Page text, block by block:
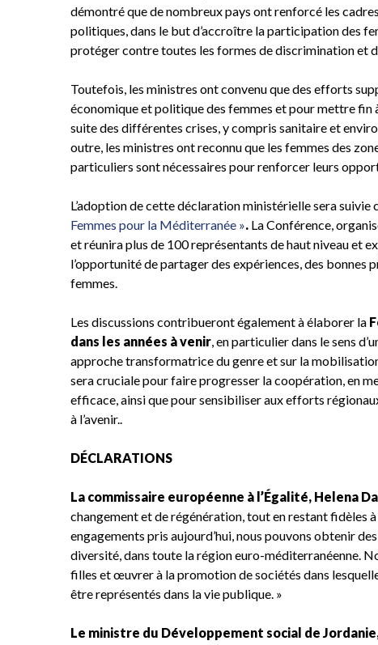
démontré que de nombreux pays ont renforcé les
politiques, dans le but d’accroître la participation des
protéger contre toutes les formes de discrimination et
Toutefois, les ministres ont convenu que des efforts
économique et politique des femmes et pour mettre fin
suite des différentes crises, y compris sanitaire et
outre, les ministres ont reconnu que les femmes des
particuliers sont nécessaires pour renforcer leurs
L’adoption de cette déclaration ministérielle sera suivie
Femmes pour la Méditerranée ». La Conférence,
et réunira plus de 100 représentants de haut niveau et
l’opportunité de partager des expériences, des bonnes
femmes.
Les discussions contribueront également à élaborer la
dans les années à venir, en particulier dans le sens
approche transformatrice du genre et sur la
sera cruciale pour faire progresser la coopération, en
efficace, ainsi que pour sensibiliser aux efforts
à l’avenir..
DÉCLARATIONS
La commissaire européenne à l’Égalité, Helena
changement et de régénération, tout en restant fidèles
engagements pris aujourd’hui, nous pouvons obtenir
diversité, dans toute la région euro-méditerranéenne.
filles et œuvrer à la promotion de sociétés dans
être représentés dans la vie publique. »
Le ministre du Développement social de